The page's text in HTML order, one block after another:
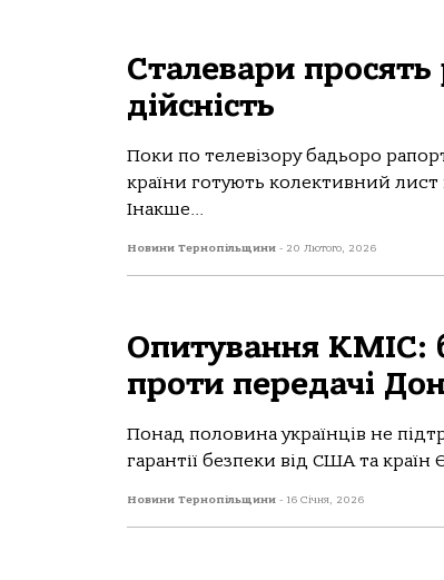
Сталевари просять
дійсність
Поки по телевізору бадьоро
країни готують колективний лист
Інакше...
Новини Тернопільщини - 20 Лютого, 2026
Опитування КМІС:
проти передачі
Понад половина українців не
гарантії безпеки від США та країн
Новини Тернопільщини - 16 Січня, 2026